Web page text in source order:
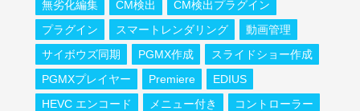
無劣化編集
CM検出
CM検出プラグイン
プラグイン
スマートレンダリング
動画管理
サイボウズ同期
PGMX作成
スライドショー作成
PGMXプレイヤー
Premiere
EDIUS
HEVC エンコード
メニュー付き コントローラー